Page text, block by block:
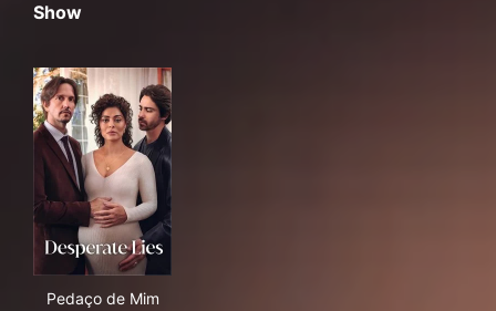
Show
Pedaço de Mim